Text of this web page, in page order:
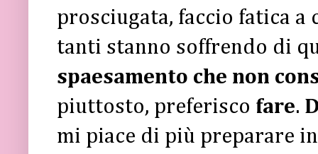
prosciugata, faccio fatica
tanti stanno soffrendo di
spaesamento che non
piuttosto, preferisco fare.
mi piace di più preparare